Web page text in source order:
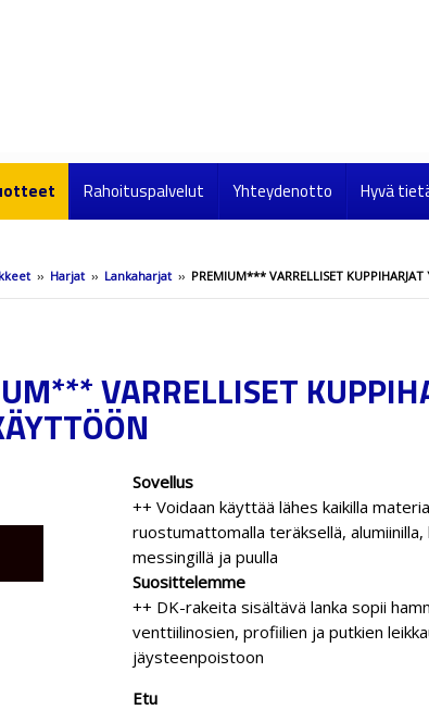
Rahoituspalvelut Yhteydenotto Hyvä
›› Harjat›› Lankaharjat›› PREMIUM*** VARRELLISET KUPPIHARJAT
VARRELLISET
Sovellus
++ Voidaan käyttää lähes kaikilla
ruostumattomalla teräksellä, alumiinilla,
messingillä ja puulla
Suosittelemme
++ DK-rakeita sisältävä lanka sopii
venttiilinosien, profiilien ja putkien
jäysteenpoistoon
Etu